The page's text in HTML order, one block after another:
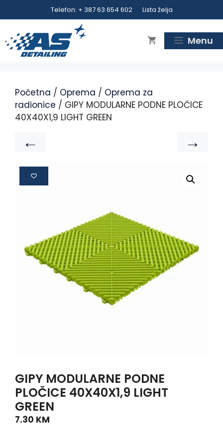
Telefon: + 387 63 654 602 Lista želja
Menu
Početna / Oprema / Oprema za
radionice / GIPY MODULARNE PODNE PLOČICE
40X40X1,9 LIGHT GREEN
← →
GIPY MODULARNE PODNE
PLOČICE 40X40X1,9 LIGHT
GREEN
7.30 KM